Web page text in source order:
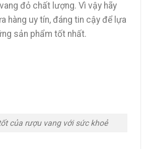
đỏ chất lượng. Vì vậy hãy
hàng uy tín, đáng tin cậy để lựa
sản phẩm tốt nhất.
của rượu vang với sức khoẻ